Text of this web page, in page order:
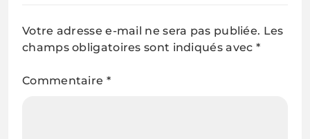
Votre adresse e-mail ne sera pas publiée. Les
champs obligatoires sont indiqués avec *
Commentaire *